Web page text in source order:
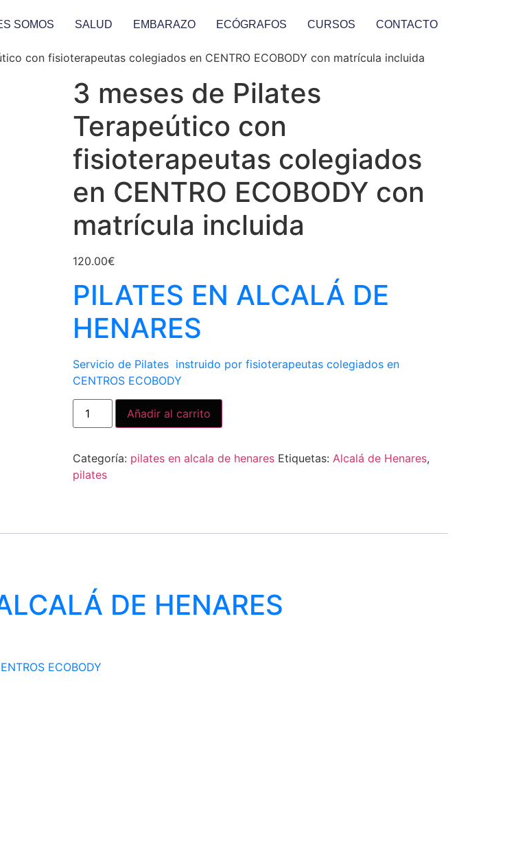
SOMOS SALUD EMBARAZO ECÓGRAFOS CURSOS CONTACTO
con fisioterapeutas colegiados en CENTRO ECOBODY con matrícula incluida
3 meses de Pilates
Terapeútico con
fisioterapeutas colegiados
en CENTRO ECOBODY con
matrícula incluida
120.00€
PILATES EN ALCALÁ DE
HENARES
Servicio de Pilates instruido por fisioterapeutas colegiados en
CENTROS ECOBODY
Añadir al carrito
Categoría: pilates en alcala de henares Etiquetas: Alcalá de Henares,
pilates
DE HENARES
ECOBODY